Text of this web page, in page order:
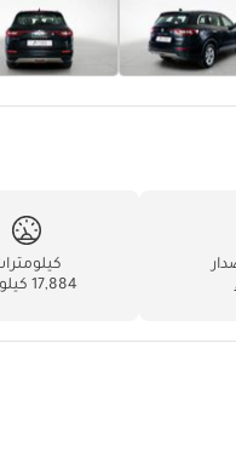
17,884 كيلومتر